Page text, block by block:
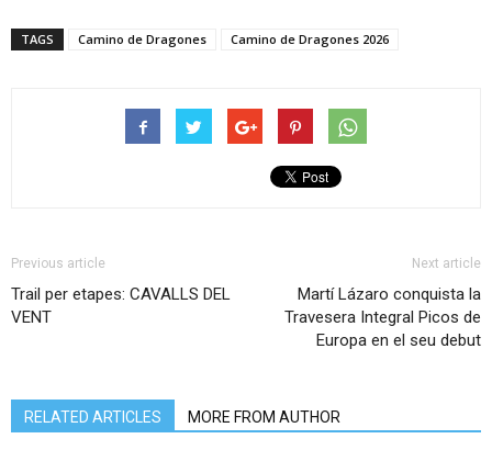
TAGS Camino de Dragones Camino de Dragones 2026
Previous article
Trail per etapes: CAVALLS DEL
VENT
Next article
Martí Lázaro conquista la
Travesera Integral Picos de
Europa en el seu debut
RELATED ARTICLES MORE FROM AUTHOR